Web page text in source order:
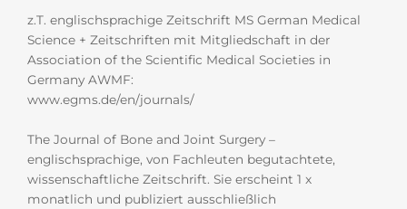
z.T. englischsprachige Zeitschrift MS German Medical
Science + Zeitschriften mit Mitgliedschaft in der
Association of the Scientific Medical Societies in
Germany AWMF:
www.egms.de/en/journals/
The Journal of Bone and Joint Surgery –
englischsprachige, von Fachleuten begutachtete,
wissenschaftliche Zeitschrift. Sie erscheint 1 x
monatlich und publiziert ausschließlich